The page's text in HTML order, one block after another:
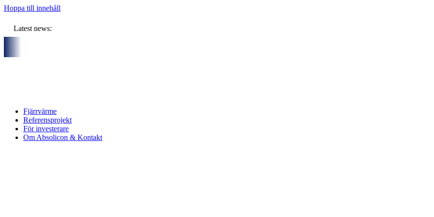
Hoppa till innehåll
Latest news:
Fjärrvärme
Referensprojekt
För investerare
Om Absolicon & Kontakt